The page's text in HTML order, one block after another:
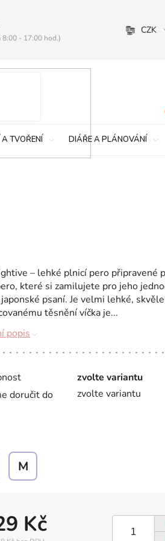
8:00 - 17:00 hod.)
CZK
TVOŘENÍ DIÁŘE A PLÁNOVÁNÍ
zvolte variantu
doručit do
zvolte variantu
Kč
M
– lehké plnicí pero připravené
které si zamilujete pro jeho
psaní. Je velmi lehké,
těsnění víčka je...
popis